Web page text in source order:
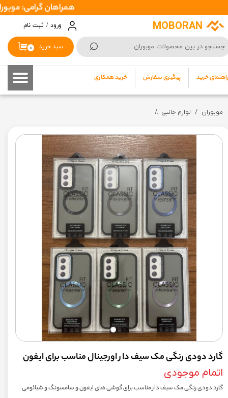
MOBORAN
⌕ ۰ سبد خرید
راهنمای خرید پیگیری سفارش خرید همکاری
ورود / ثبت نام
حساب کاربری من
تغییر گذر واژه
خروج از حساب کاربری
همراهان گرامی: موبوران سفارشات شما را در اسرع وقت ( 1
موبوران لوازم جانبی
گارد دودی رنگی مک سیف دار اورجینال مناسب برای ایفون
اتمام موجودی
گارد دودی رنگی مک سیف دار مناسب برای گوشی های ایفون و سامسونگ و شیائومی